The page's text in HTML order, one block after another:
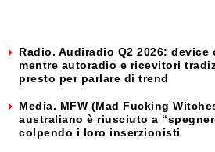
Radio. Audiradio Q2 2026:
mentre autoradio e ricevitori
presto per parlare di trend
Media. MFW (Mad Fucking
australiano è riusciuto a
colpendo i loro inserzionisti